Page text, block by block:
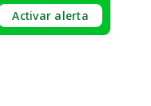
Activar alerta